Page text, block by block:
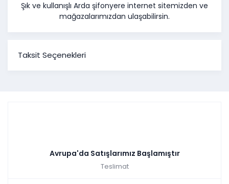
Şık ve kullanışlı Arda şifonyere internet sitemizden ve
mağazalarımızdan ulaşabilirsin.
Taksit Seçenekleri
Avrupa'da Satışlarımız Başlamıştır
Teslimat